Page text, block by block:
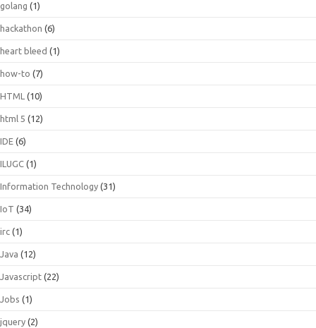
golang (1)
hackathon (6)
heart bleed (1)
how-to (7)
HTML (10)
html 5 (12)
IDE (6)
ILUGC (1)
Information Technology (31)
IoT (34)
irc (1)
Java (12)
Javascript (22)
Jobs (1)
jquery (2)